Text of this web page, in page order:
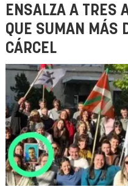
ENSALZA A TRES
QUE SUMAN MÁS
CÁRCEL